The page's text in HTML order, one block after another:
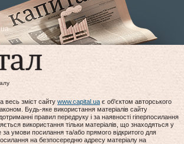
весь зміст сайту www.capital.ua є об'єктом авторського
Будь-яке використання матеріалів сайту
правил передруку і за наявності гіперпосилання
використання тільки матеріалів, що знаходяться у
за умови посилання та/або прямого відкритого для
на безпосередню адресу матеріалу на